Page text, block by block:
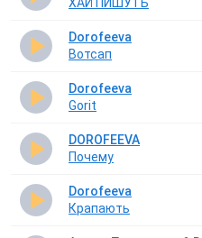
ХАЙ ПИШУТЬ
Dorofeeva
Вотсап
Dorofeeva
Gorit
DOROFEEVA
Почему
Dorofeeva
Крапають